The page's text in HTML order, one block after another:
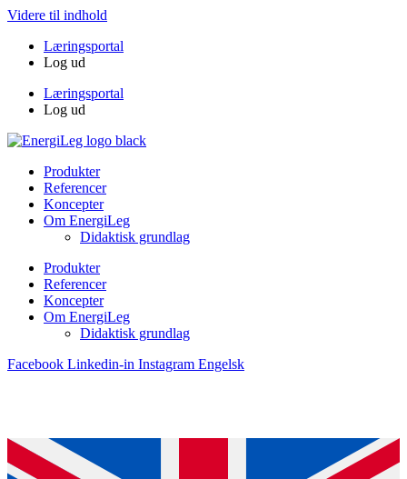
Videre til indhold
Læringsportal
Log ud
Læringsportal
Log ud
Produkter
Referencer
Koncepter
Om EnergiLeg
Didaktisk grundlag
Produkter
Referencer
Koncepter
Om EnergiLeg
Didaktisk grundlag
Facebook Linkedin-in Instagram Engelsk